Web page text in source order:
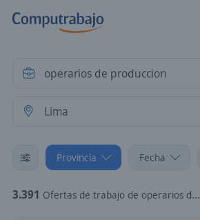
Provincia Fecha
3.391 Ofertas de trabajo de operarios de produccion en Lima